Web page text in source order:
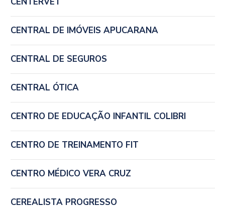
CENTRAL DE IMÓVEIS APUCARANA
CENTRAL DE SEGUROS
CENTRAL ÓTICA
CENTRO DE EDUCAÇÃO INFANTIL COLIBRI
CENTRO DE TREINAMENTO FIT
CENTRO MÉDICO VERA CRUZ
CEREALISTA PROGRESSO